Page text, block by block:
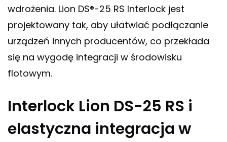
wdrożenia. Lion DS®-25 RS Interlock jest
projektowany tak, aby ułatwiać podłączanie
urządzeń innych producentów, co przekłada
się na wygodę integracji w środowisku
flotowym.
Interlock Lion DS-25 RS i
elastyczna integracja w